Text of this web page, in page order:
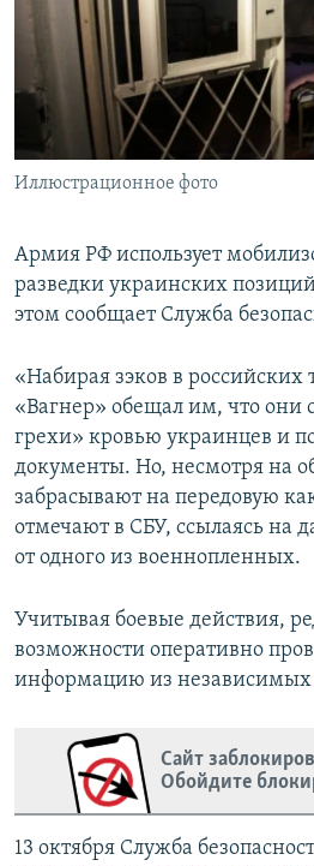
ПОБЕДИТЕЛЕЙ НЕ СУДЯТ?
КРЫМ.НЕПОКОРЕННЫЙ
ELIFBE
УКРАИНСКАЯ ПРОБЛЕМА КРЫМА
ПРИСОЕДИНЯЙТЕСЬ!
Все сайты RFE/RL
Иллюстрационное фото
Армия РФ использует
разведки украинских
этом сообщает Служба
«Набирая зэков в
«Вагнер» обещал им, что они
грехи» кровью украинцев и
документы. Но, несмотря на
забрасывают на передовую
отмечают в СБУ, ссылаясь на
от одного из военнопленных.
Учитывая боевые действия,
возможности оперативно
информацию из независимых
Сайт
Обойдите
13 октября Служба